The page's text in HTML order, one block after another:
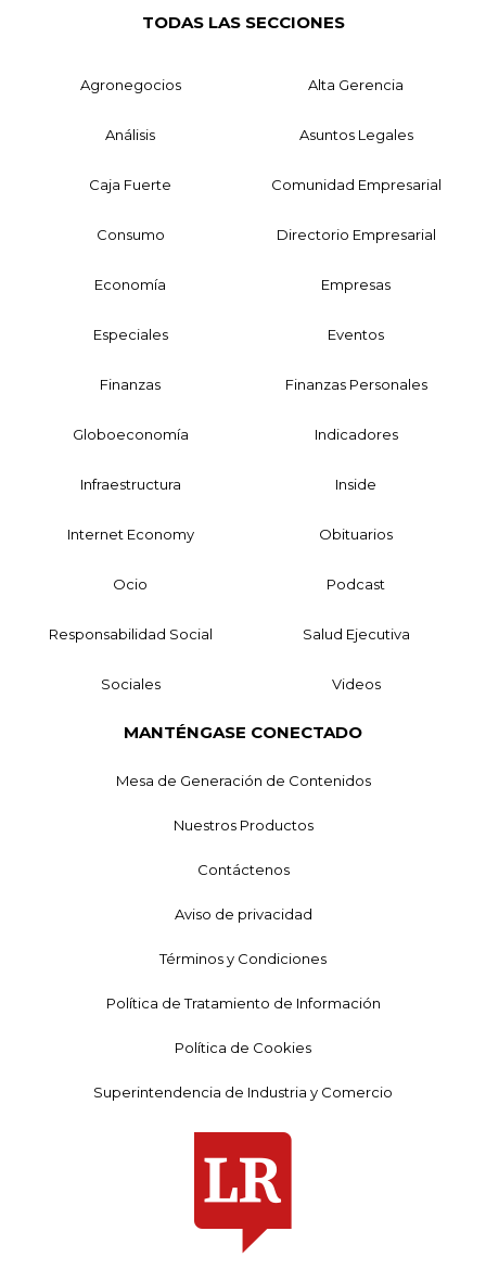
TODAS LAS SECCIONES
Agronegocios Alta Gerencia
Análisis Asuntos Legales
Caja Fuerte Comunidad Empresarial
Consumo Directorio Empresarial
Economía Empresas
Especiales Eventos
Finanzas Finanzas Personales
Globoeconomía Indicadores
Infraestructura Inside
Internet Economy Obituarios
Ocio Podcast
Responsabilidad Social Salud Ejecutiva
Sociales Videos
MANTÉNGASE CONECTADO
Mesa de Generación de Contenidos
Nuestros Productos
Contáctenos
Aviso de privacidad
Términos y Condiciones
Política de Tratamiento de Información
Política de Cookies
Superintendencia de Industria y Comercio